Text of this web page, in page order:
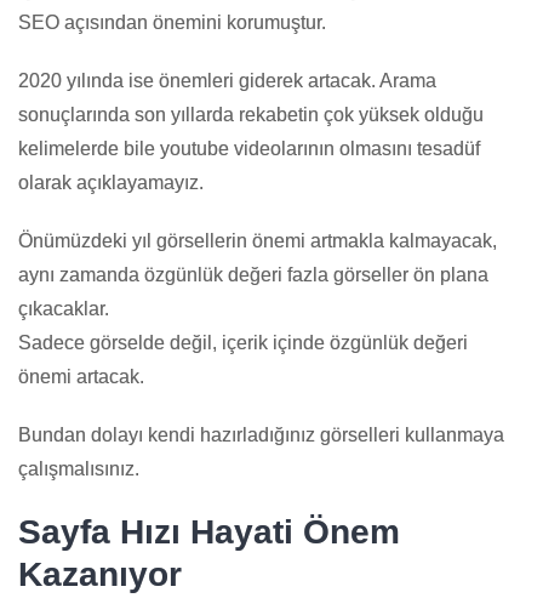
SEO açısından önemini korumuştur.
2020 yılında ise önemleri giderek artacak. Arama
sonuçlarında son yıllarda rekabetin çok yüksek olduğu
kelimelerde bile youtube videolarının olmasını tesadüf
olarak açıklayamayız.
Önümüzdeki yıl görsellerin önemi artmakla kalmayacak,
aynı zamanda özgünlük değeri fazla görseller ön plana
çıkacaklar.
Sadece görselde değil, içerik içinde özgünlük değeri
önemi artacak.
Bundan dolayı kendi hazırladığınız görselleri kullanmaya
çalışmalısınız.
Sayfa Hızı Hayati Önem
Kazanıyor